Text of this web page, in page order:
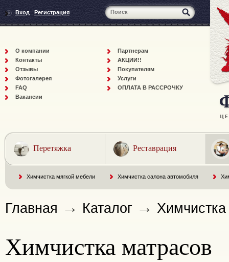
Перетяжка Реставрация
Химчистка мягкой мебели Химчистка салона автомобиля
Главная → Каталог → Химчистка
Химчистка матрасов
Вход Регистрация
О компании
Партнерам
Контакты
АКЦИИ!!
Отзывы
Покупателям
Фотогалерея
Услуги
FAQ
ОПЛАТА В РАССРОЧКУ
Вакансии